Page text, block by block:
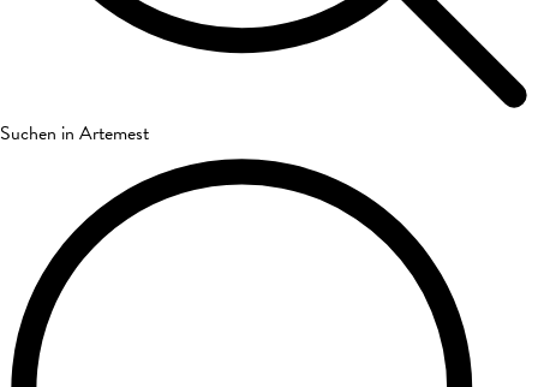
Suchen in Artemest